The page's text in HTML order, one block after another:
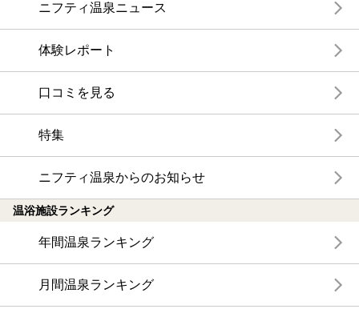
ニフティ温泉ニュース
体験レポート
口コミを見る
特集
ニフティ温泉からのお知らせ
温浴施設ランキング
年間温泉ランキング
月間温泉ランキング